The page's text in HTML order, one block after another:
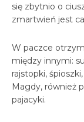
się zbytnio o
zmartwień jest
W paczce
między innymi:
rajstopki,
Magdy, również
pajacyki.